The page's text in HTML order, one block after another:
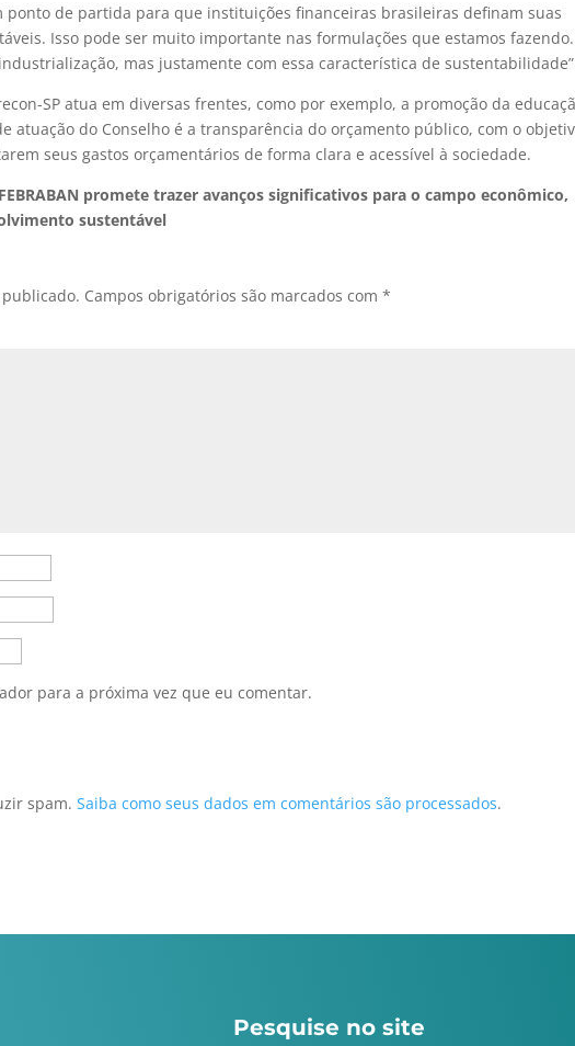
ponto de partida para que instituições financeiras brasileiras definam suas
Isso pode ser muito importante nas formulações que estamos fazendo.
mas justamente com essa característica de
SP atua em diversas frentes, como por exemplo, a promoção da
atuação do Conselho é a transparência do orçamento público, com o
seus gastos orçamentários de forma clara e acessível à sociedade.
promete trazer avanços significativos para o campo econômico,
sustentável
Campos obrigatórios são marcados com*
para a próxima vez que eu comentar.
spam.Saiba como seus dados em comentários são processados.
Pesquise no site